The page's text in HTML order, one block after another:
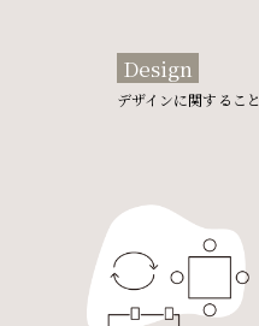
Design
デザインに関すること